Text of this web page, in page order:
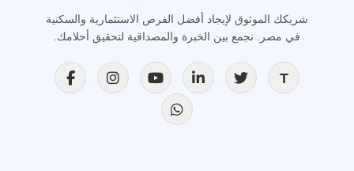
شريكك الموثوق لإيجاد أفضل الفرص الاستثمارية والسكنية
في مصر. نجمع بين الخبرة والمصداقية لتحقيق أحلامك.